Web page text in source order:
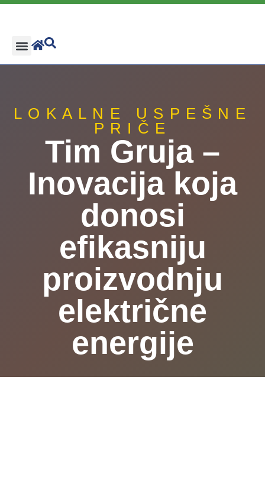
LOKALNE USPEŠNE
PRIČE
Tim Gruja –
Inovacija koja
donosi
efikasniju
proizvodnju
električne
energije